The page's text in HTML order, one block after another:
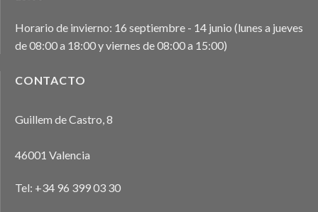
Horario de invierno: 16 septiembre - 14 junio (lunes a jueves
de 08:00 a 18:00 y viernes de 08:00 a 15:00)
CONTACTO
Guillem de Castro, 8
46001 Valencia
Tel: +34 96 399 03 30